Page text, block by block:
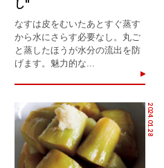
し"
なすは皮をむいたあとすぐ蒸す
から水にさらす必要なし。丸ご
と蒸したほうが水分の流出を防
げます。魅力的な...
2024.01.28